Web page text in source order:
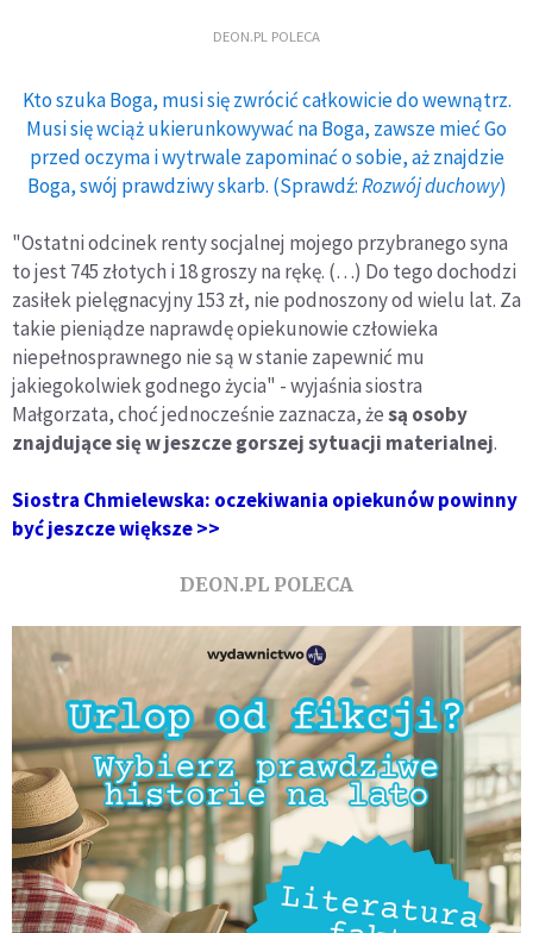
DEON.PL POLECA
Kto szuka Boga, musi się zwrócić całkowicie do wewnątrz.
Musi się wciąż ukierunkowywać na Boga, zawsze mieć Go
przed oczyma i wytrwale zapominać o sobie, aż znajdzie
Boga, swój prawdziwy skarb. (Sprawdź:Rozwój duchowy)
"Ostatni odcinek renty socjalnej mojego przybranego syna
to jest 745 złotych i 18 groszy na rękę. (…) Do tego dochodzi
zasiłek pielęgnacyjny 153 zł, nie podnoszony od wielu lat. Za
takie pieniądze naprawdę opiekunowie człowieka
niepełnosprawnego nie są w stanie zapewnić mu
jakiegokolwiek godnego życia" - wyjaśnia siostra
Małgorzata, choć jednocześnie zaznacza, żesą osoby
znajdujące się w jeszcze gorszej sytuacji materialnej.
Siostra Chmielewska: oczekiwania opiekunów powinny
być jeszcze większe >>
DEON.PL POLECA